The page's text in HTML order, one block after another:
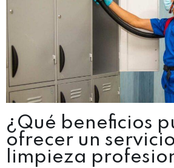
¿Qué beneficios
ofrecer un
limpieza